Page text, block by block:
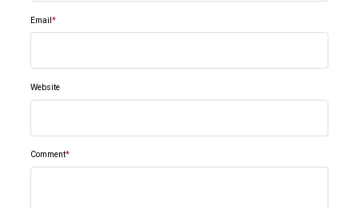
Email*
Website
Comment*